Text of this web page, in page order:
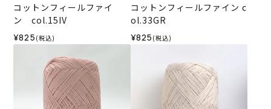
コットンフィールファイ
ン col.15IV
¥825 (税込)
コットンフィールファイン c
ol.33GR
¥825 (税込)